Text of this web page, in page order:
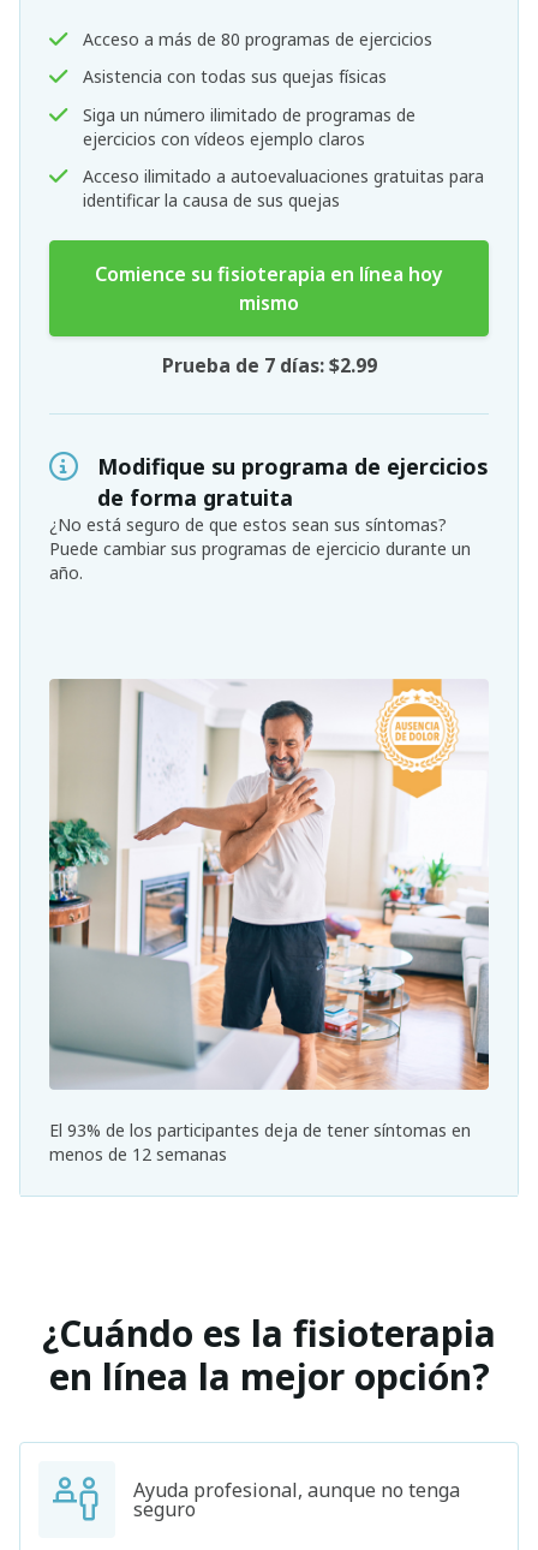
Acceso a más de 80 programas de ejercicios
Asistencia con todas sus quejas físicas
Siga un número ilimitado de programas de
ejercicios con vídeos ejemplo claros
Acceso ilimitado a autoevaluaciones gratuitas para
identificar la causa de sus quejas
Comience su fisioterapia en línea hoy
mismo
Prueba de 7 días: $2.99
El 93% de los participantes deja de tener síntomas en
menos de 12 semanas
Modifique su programa de ejercicios
de forma gratuita
¿No está seguro de que estos sean sus síntomas?
Puede cambiar sus programas de ejercicio durante un
año.
¿Cuándo es la fisioterapia
en línea la mejor opción?
Ayuda profesional, aunque no tenga
seguro